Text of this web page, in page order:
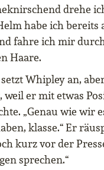
drehe
habe ich bereits
fahre ich mir
Haare.
setzt Whipley an,
weil er mit etwas
„Genau wie wir
klasse.“ Er
kurz vor der
sprechen.“